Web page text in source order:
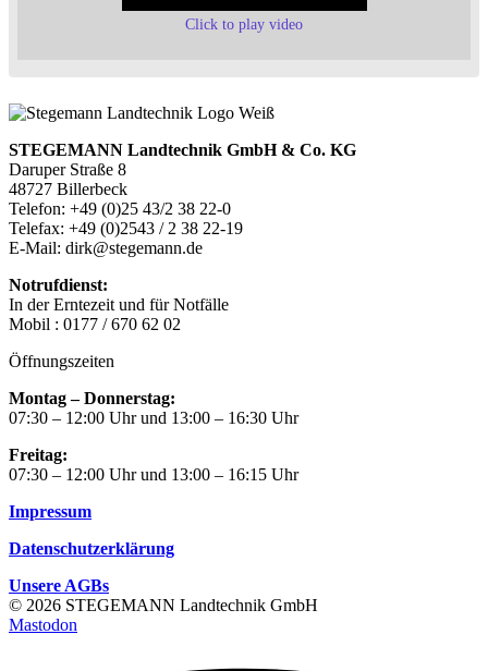
Click to play video
STEGEMANN Landtechnik GmbH & Co. KG
Daruper Straße 8
48727 Billerbeck
Telefon: +49 (0)25 43/2 38 22-0
Telefax: +49 (0)2543 / 2 38 22-19
E-Mail: dirk@stegemann.de
Notrufdienst:
In der Erntezeit und für Notfälle
Mobil : 0177 / 670 62 02
Öffnungszeiten
Montag – Donnerstag:
07:30 – 12:00 Uhr und 13:00 – 16:30 Uhr
Freitag:
07:30 – 12:00 Uhr und 13:00 – 16:15 Uhr
Impressum
Datenschutzerklärung
Unsere AGBs
© 2026 STEGEMANN Landtechnik GmbH
Mastodon